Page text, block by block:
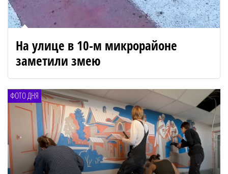
На улице в 10-м микрорайоне
заметили змею
ФОТО ДНЯ